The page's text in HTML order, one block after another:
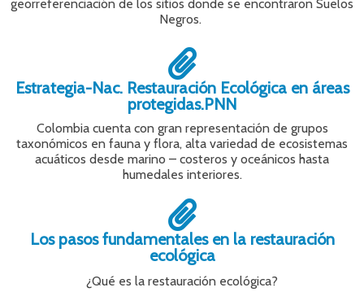
georreferenciación de los sitios donde se encontraron Suelos
Negros.
Estrategia-Nac. Restauración Ecológica en áreas
protegidas.PNN
Colombia cuenta con gran representación de grupos
taxonómicos en fauna y flora, alta variedad de ecosistemas
acuáticos desde marino – costeros y oceánicos hasta
humedales interiores.
Los pasos fundamentales en la restauración
ecológica
¿Qué es la restauración ecológica?